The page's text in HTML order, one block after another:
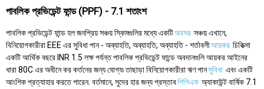
পাবলিক প্রভিডেন্ট ফান্ড (PPF) - 7.1 শতাংশ
পাবলিক প্রভিডেন্ট ফান্ড হল জনপ্রিয় সঞ্চয় স্কিমগুলির মধ্যে একটিঅবসর সঞ্চয় এখানে,
বিনিয়োগকারীরা EEE এর সুবিধা পান - অব্যাহতি, অব্যাহতি, অব্যাহতি - শর্তাবলীআয়কর চিকিত্সা
একটি আর্থিক বছরে INR 1.5 লক্ষ পর্যন্ত পাবলিক প্রভিডেন্ট ফান্ডে অবদানগুলি আয়কর আইনের
ধারা 80C এর অধীনে কর কর্তনের জন্য যোগ্য৷ তাছাড়া বিনিয়োগকারীরা ঋণ পানসুবিধা এবং একটি
আংশিক প্রত্যাহার করতে পারেন. বর্তমানে, সুদের হার জন্য প্রস্তাবপিপিএফ অ্যাকাউন্ট বার্ষিক 7.1